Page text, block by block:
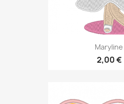
Maryline
2,00 €